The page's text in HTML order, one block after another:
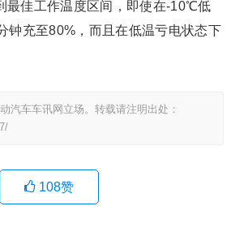
最佳工作温度区间，即使在-10℃低
钟充至80%，而且在低温亏电状态下
汽车车讯网立场。转载请注明出处：
108赞